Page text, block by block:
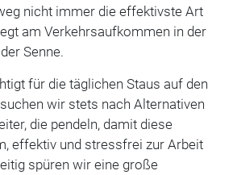
nicht immer die effektivste Art
am Verkehrsaufkommen in der
Senne.
für die täglichen Staus auf den
wir stets nach Alternativen
die pendeln, damit diese
effektiv und stressfrei zur Arbeit
spüren wir eine große